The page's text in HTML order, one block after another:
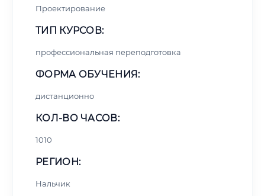
Проектирование
ТИП КУРСОВ:
профессиональная переподготовка
ФОРМА ОБУЧЕНИЯ:
дистанционно
КОЛ-ВО ЧАСОВ:
1010
РЕГИОН:
Нальчик